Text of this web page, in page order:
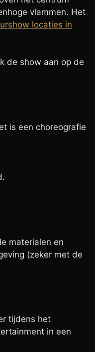
vlammen. Het
locaties in
de show aan op de
is een choreografie
materialen en
(zeker met de
tijdens het
in een